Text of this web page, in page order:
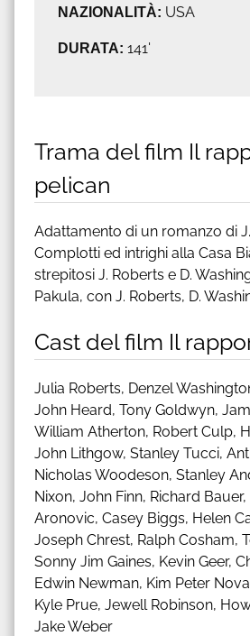
NAZIONALITÀ: USA
DURATA: 141'
Trama del film Il
pelican
Adattamento di un romanzo di
Complotti ed intrighi alla Casa
strepitosi J. Roberts e D.
Pakula, con J. Roberts, D.
Cast del film Il
Julia Roberts, Denzel
John Heard, Tony Goldwyn,
William Atherton, Robert Culp,
John Lithgow, Stanley Tucci,
Nicholas Woodeson, Stanley
Nixon, John Finn, Richard
Aronovic, Casey Biggs, Helen
Joseph Chrest, Ralph Cosham,
Sonny Jim Gaines, Kevin Geer,
Edwin Newman, Kim Peter
Kyle Prue, Jewell Robinson,
Jake Weber